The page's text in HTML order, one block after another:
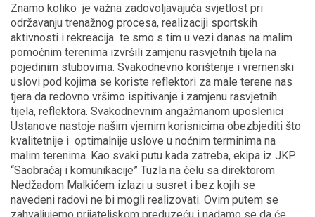
Znamo koliko je važna zadovoljavajuća svjetlost pri
održavanju trenažnog procesa, realizaciji sportskih
aktivnosti i rekreacija te smo s tim u vezi danas na malim
pomoćnim terenima izvršili zamjenu rasvjetnih tijela na
pojedinim stubovima. Svakodnevno korištenje i vremenski
uslovi pod kojima se koriste reflektori za male terene nas
tjera da redovno vršimo ispitivanje i zamjenu rasvjetnih
tijela, reflektora. Svakodnevnim angažmanom uposlenici
Ustanove nastoje našim vjernim korisnicima obezbjediti što
kvalitetnije i optimalnije uslove u noćnim terminima na
malim terenima. Kao svaki putu kada zatreba, ekipa iz JKP
“Saobraćaj i komunikacije” Tuzla na čelu sa direktorom
Nedžadom Malkićem izlazi u susret i bez kojih se
navedeni radovi ne bi mogli realizovati. Ovim putem se
zahvaljujemo prijateljskom preduzeću i nadamo se da će